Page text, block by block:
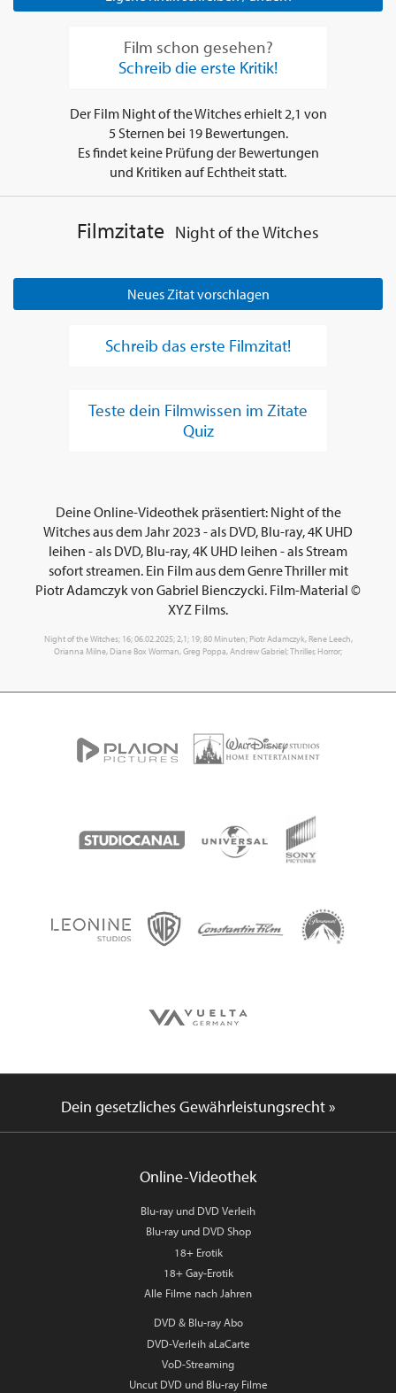
Film schon gesehen?
Schreib die erste Kritik!
Der Film Night of the Witcheserhielt 2,1 von
5Sternen bei 19Bewertungen.
Es findet keine Prüfung der Bewertungen
und Kritiken auf Echtheit statt.
Filmzitate Night of the Witches
Neues Zitat vorschlagen
Schreib das erste Filmzitat!
Teste dein Filmwissen im Zitate
Quiz
Deine Online-Videothek präsentiert: Night of the
Witches aus dem Jahr 2023 - als DVD, Blu-ray, 4K UHD
leihen - als DVD, Blu-ray, 4K UHD leihen - als Stream
sofort streamen. Ein Film aus dem Genre Thriller mit
Piotr Adamczyk von Gabriel Bienczycki. Film-Material ©
XYZ Films.
Night of the Witches; 16; 06.02.2025; 2,1; 19; 80 Minuten; Piotr Adamczyk, Rene Leech,
Orianna Milne, Diane Box Worman, Greg Poppa, Andrew Gabriel; Thriller, Horror;
Dein gesetzliches Gewährleistungsrecht »
Online-Videothek
Blu-ray und DVD Verleih
Blu-ray und DVD Shop
18+ Erotik
18+ Gay-Erotik
Alle Filme nach Jahren
DVD & Blu-ray Abo
DVD-Verleih aLaCarte
VoD-Streaming
Uncut DVD und Blu-ray Filme